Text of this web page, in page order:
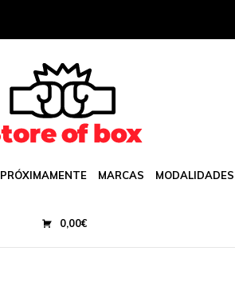
PRÓXIMAMENTE MARCAS MODALIDADES
0,00€